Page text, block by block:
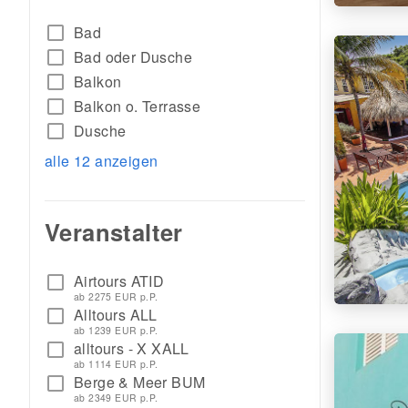
check_box_outline_blank Bad
check_box_outline_blank Bad oder Dusche
check_box_outline_blank Balkon
check_box_outline_blank Balkon o. Terrasse
check_box_outline_blank
Dusche
alle 12 anzeigen
Veranstalter
check_box_outline_blank Airtours ATID
ab 2275 EUR p.P.
check_box_outline_blank Alltours ALL
ab 1239 EUR p.P.
check_box_outline_blank alltours - X XALL
ab 1114 EUR p.P.
check_box_outline_blank Berge & Meer BUM
ab 2349 EUR p.P.